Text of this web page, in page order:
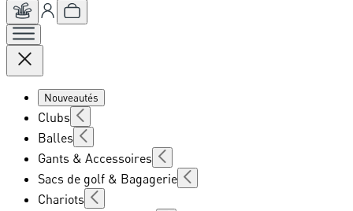
Nouveautés
Clubs
Balles
Gants & Accessoires
Sacs de golf & Bagagerie
Chariots